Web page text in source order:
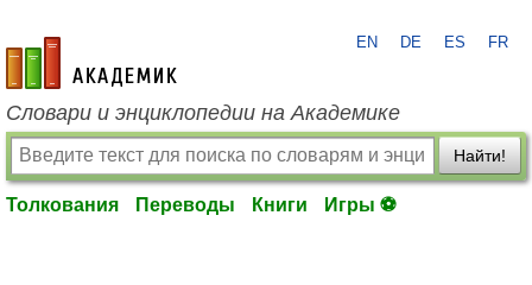
academic.ru
EN DE ES FR
Словари и энциклопедии на Академике
Найти!
Толкования Переводы Книги Игры ⚽